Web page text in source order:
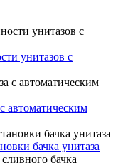
унитазов с
автоматическим
бачка унитаза